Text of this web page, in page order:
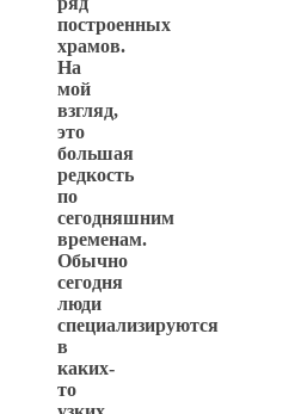
построенных
храмов.
На
мой
взгляд,
это
большая
редкость
по
сегодняшним
временам.
Обычно
сегодня
люди
специализируются
в
каких-
то